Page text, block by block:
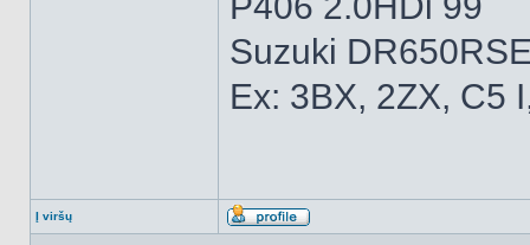
Suzuki
Ex: 3BX, 2ZX, C5
Į viršų
Aprašymas